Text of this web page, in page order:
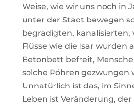
Weise, wie wir uns noch in
unter der Stadt bewegen
begradigten, kanalisierten,
Flüsse wie die Isar wurden
Betonbett befreit,
solche Röhren gezwungen
Unnatürlich ist das, im
Leben ist Veränderung, der